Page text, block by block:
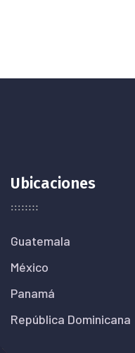
Ubicaciones
Guatemala
México
Panamá
República Dominicana